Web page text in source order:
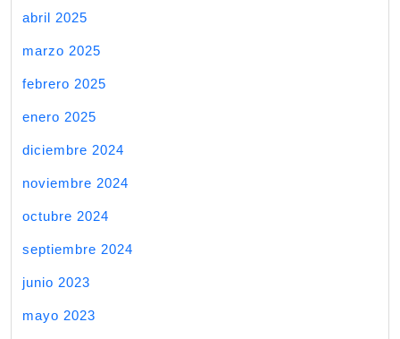
abril 2025
marzo 2025
febrero 2025
enero 2025
diciembre 2024
noviembre 2024
octubre 2024
septiembre 2024
junio 2023
mayo 2023